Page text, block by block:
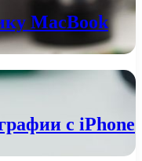
MacBook
с iPhone